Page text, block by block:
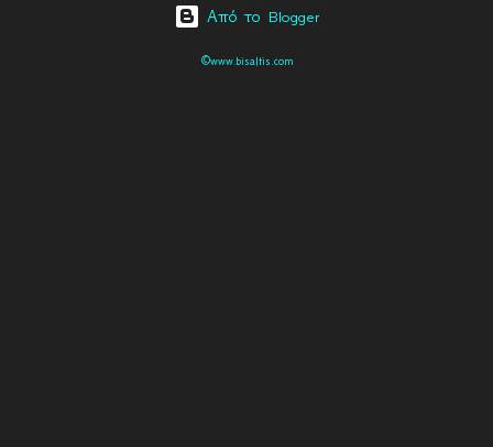
Από το Blogger
©www.bisaltis.com